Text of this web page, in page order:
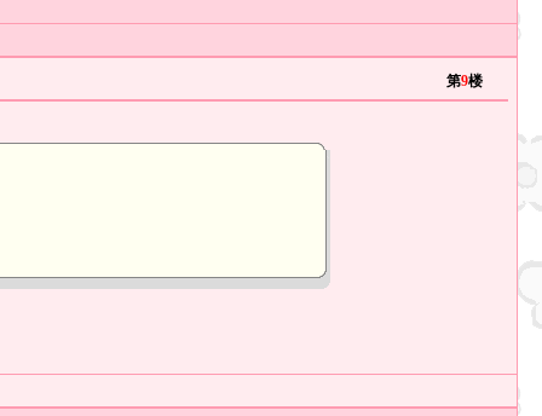
第9楼